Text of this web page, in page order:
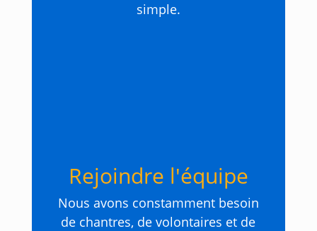
simple.
Rejoindre l'équipe
Nous avons constamment besoin
de chantres, de volontaires et de